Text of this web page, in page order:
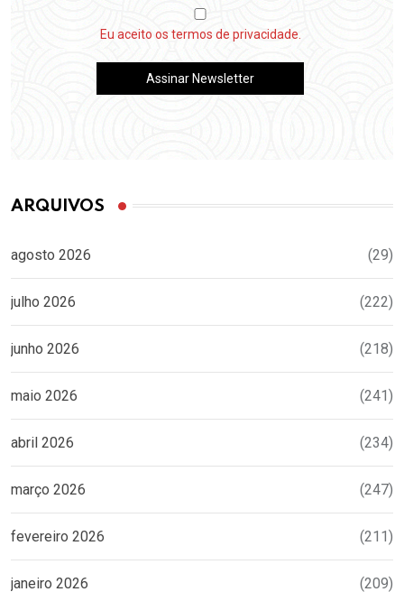
Eu aceito os termos de privacidade.
ARQUIVOS
agosto 2026 (29)
julho 2026 (222)
junho 2026 (218)
maio 2026 (241)
abril 2026 (234)
março 2026 (247)
fevereiro 2026 (211)
janeiro 2026 (209)